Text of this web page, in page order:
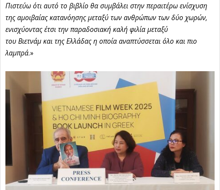
Πιστεύω ότι αυτό το βιβλίο θα συμβάλει στην περαιτέρω ενίσχυση
της αμοιβαίας κατανόησης μεταξύ των ανθρώπων των δύο χωρών,
ενισχύοντας έτσι την παραδοσιακή καλή φιλία μεταξύ
του Βιετνάμ και της Ελλάδας η οποία αναπτύσσεται όλο και πιο
λαμπρά.»